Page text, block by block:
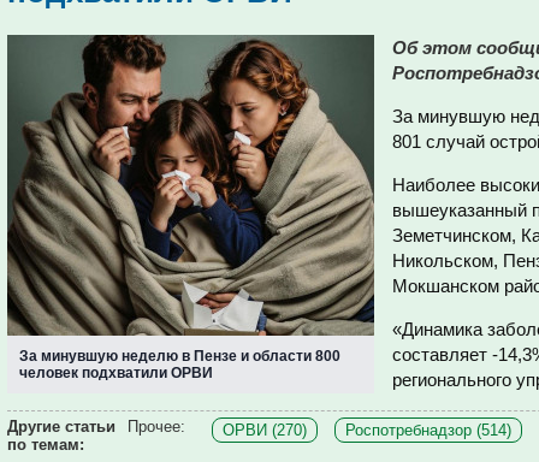
За минувшую неделю в Пензе и области 800
человек подхватили ОРВИ
Об этом
За минувшую
801 случай
Наиболее
вышеуказанный
Земетчинском,
Никольском,
Мокшанском
«Динамика
составляет -
регионального
Другие статьи
по темам:
Прочее: ОРВИ (270) Роспотребнадзор (514)